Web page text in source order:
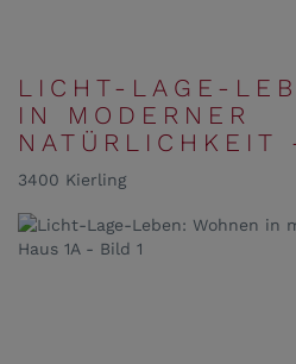
LICHT-LAGE-
IN MODERNER
NATÜRLICHKEIT
3400 Kierling